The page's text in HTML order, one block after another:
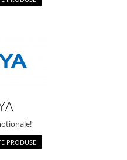
PRODUSE